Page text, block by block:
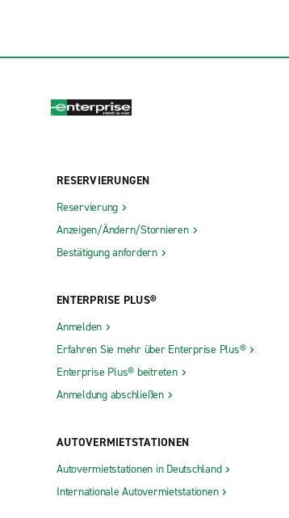
RESERVIERUNGEN
Reservierung
Anzeigen/Ändern/Stornieren
Bestätigung anfordern
ENTERPRISE PLUS®
Anmelden
Erfahren Sie mehr über Enterprise Plus®
Enterprise Plus® beitreten
Anmeldung abschließen
AUTOVERMIETSTATIONEN
Autovermietstationen in Deutschland
Internationale Autovermietstationen